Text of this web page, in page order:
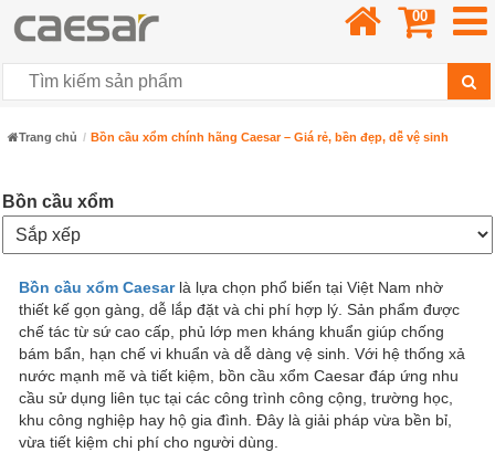
00
Trang chủ Bồn cầu xổm chính hãng Caesar – Giá rẻ, bền đẹp, dễ vệ sinh
Bồn cầu xổm
Bồn cầu xổm Caesarlà lựa chọn phổ biến tại Việt Nam nhờ
thiết kế gọn gàng, dễ lắp đặt và chi phí hợp lý. Sản phẩm được
chế tác từ sứ cao cấp, phủ lớp men kháng khuẩn giúp chống
bám bẩn, hạn chế vi khuẩn và dễ dàng vệ sinh. Với hệ thống xả
nước mạnh mẽ và tiết kiệm, bồn cầu xổm Caesar đáp ứng nhu
cầu sử dụng liên tục tại các công trình công cộng, trường học,
khu công nghiệp hay hộ gia đình. Đây là giải pháp vừa bền bỉ,
vừa tiết kiệm chi phí cho người dùng.